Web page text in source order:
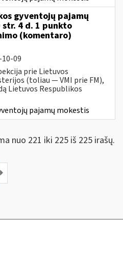
gyventojų pajamų
4 d. 1 punkto
(komentaro)
09
prie Lietuvos
(toliau — VMI prie FM),
Lietuvos Respublikos
pajamų mokestis
nuo 221 iki 225 iš 225 irašų.